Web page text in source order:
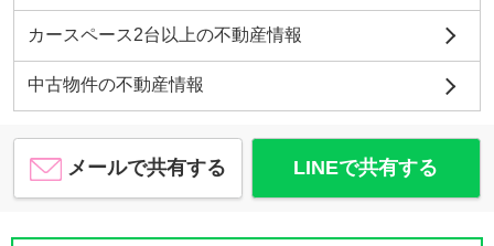
カースペース2台以上の不動産情報
中古物件の不動産情報
メールで共有する LINEで共有する